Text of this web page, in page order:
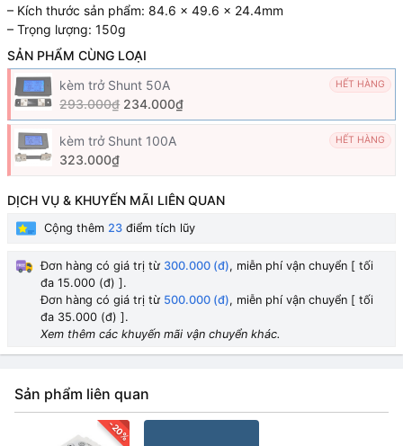
– Kích thước sản phẩm: 84.6 x 49.6 x 24.4mm
– Trọng lượng: 150g
SẢN PHẨM CÙNG LOẠI
kèm trở Shunt 50A
HẾT HÀNG
293.000₫ 234.000₫
kèm trở Shunt 100A HẾT HÀNG
323.000₫
DỊCH VỤ & KHUYẾN MÃI LIÊN QUAN
Cộng thêm 23 điểm tích lũy
Đơn hàng có giá trị từ 300.000 (đ), miễn phí vận chuyển [ tối
đa 15.000 (đ) ].
Đơn hàng có giá trị từ 500.000 (đ), miễn phí vận chuyển [ tối
đa 35.000 (đ) ].
Xem thêm các khuyến mãi vận chuyển khác.
Sản phẩm liên quan
-20%